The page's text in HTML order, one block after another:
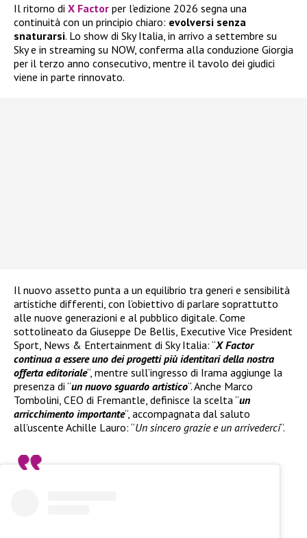
Il ritorno di X Factor per l’edizione 2026 segna una
continuità con un principio chiaro: evolversi senza
snaturarsi. Lo show di Sky Italia, in arrivo a settembre su
Sky e in streaming su NOW, conferma alla conduzione Giorgia
per il terzo anno consecutivo, mentre il tavolo dei giudici
viene in parte rinnovato.
Il nuovo assetto punta a un equilibrio tra generi e sensibilità
artistiche differenti, con l’obiettivo di parlare soprattutto
alle nuove generazioni e al pubblico digitale. Come
sottolineato da Giuseppe De Bellis, Executive Vice President
Sport, News & Entertainment di Sky Italia: “X Factor
continua a essere uno dei progetti più identitari della nostra
offerta editoriale“, mentre sull’ingresso di Irama aggiunge la
presenza di “un nuovo sguardo artistico“. Anche Marco
Tombolini, CEO di Fremantle, definisce la scelta “un
arricchimento importante“, accompagnata dal saluto
all’uscente Achille Lauro: “Un sincero grazie e un arrivederci“.